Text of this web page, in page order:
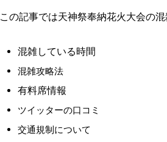
この記事では天神祭奉納花火大会の混
混雑している時間
混雑攻略法
有料席情報
ツイッターの口コミ
交通規制について